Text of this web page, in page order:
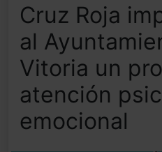
Cruz Roja
al
Vitoria un
atención
emocional